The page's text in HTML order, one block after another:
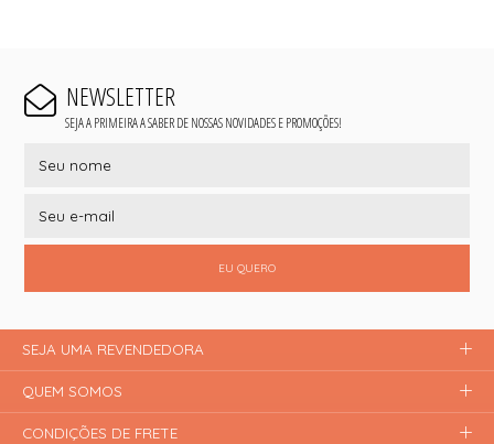
NEWSLETTER
SEJA A PRIMEIRA A SABER DE NOSSAS NOVIDADES E PROMOÇÕES!
EU QUERO
SEJA UMA REVENDEDORA
QUEM SOMOS
CONDIÇÕES DE FRETE